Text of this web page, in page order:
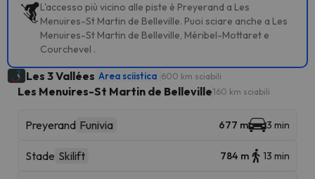
L'accesso più vicino alle piste è Preyerand a Les
Menuires-St Martin de Belleville. Puoi sciare anche a Les
Menuires-St Martin de Belleville, Méribel-Mottaret e
Courchevel .
Les 3 Vallées Area sciistica 600 km sciabili
Les Menuires-St Martin de Belleville160 km sciabili
Preyerand Funivia 677 m 3 min
Stade Skilift 784 m 13 min